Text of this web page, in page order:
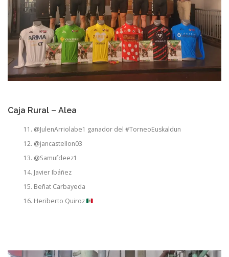
Caja Rural – Alea
@JulenArriolabe1 ganador del #TorneoEuskaldun
@jancastellon03
@Samufdeez1
Javier Ibáñez
Beñat Carbayeda
Heriberto Quiroz